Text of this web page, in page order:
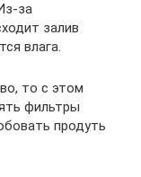
за
залив
влага.
то с этом
фильтры
продуть